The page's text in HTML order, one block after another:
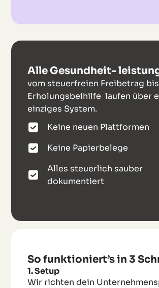
Alle Gesundheit-
vom steuerfreien Freibetrag
Erholungsbeihilfe laufen über
einziges System.
Keine neuen Plattformen
Keine Papierbelege
Alles steuerlich sauber
dokumentiert
So funktioniert’s in 3
1. Setup
Wir richten dein